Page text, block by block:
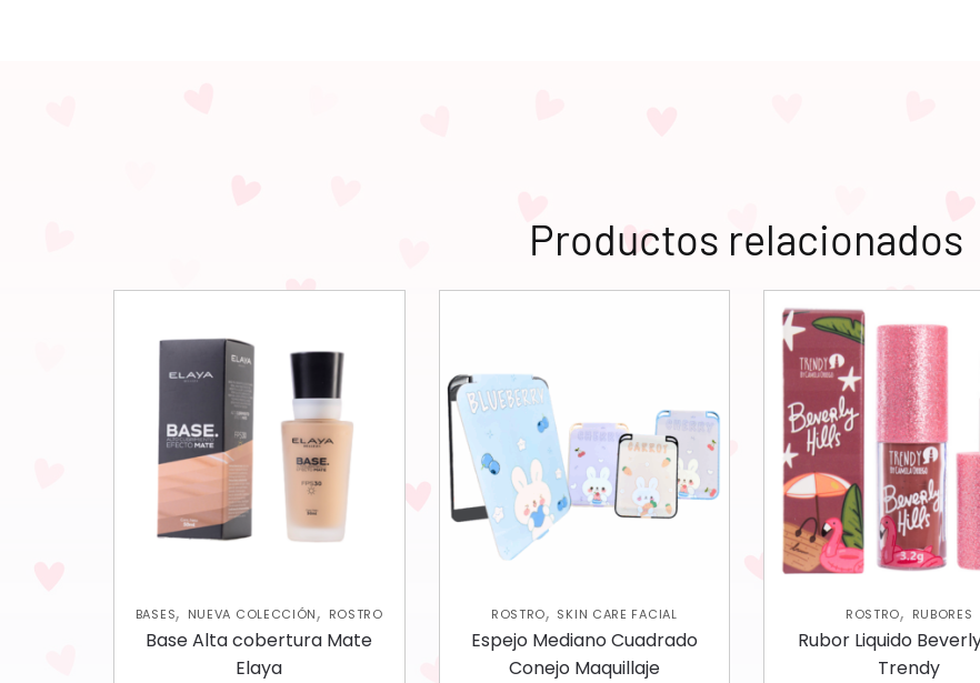
Productos relacionados
BASES, NUEVA COLECCIÓN, ROSTRO
Base Alta cobertura Mate
Elaya
ROSTRO, SKIN CARE FACIAL
Espejo Mediano Cuadrado
Conejo Maquillaje
ROSTRO, RUBORES
Rubor Liquido
Trendy